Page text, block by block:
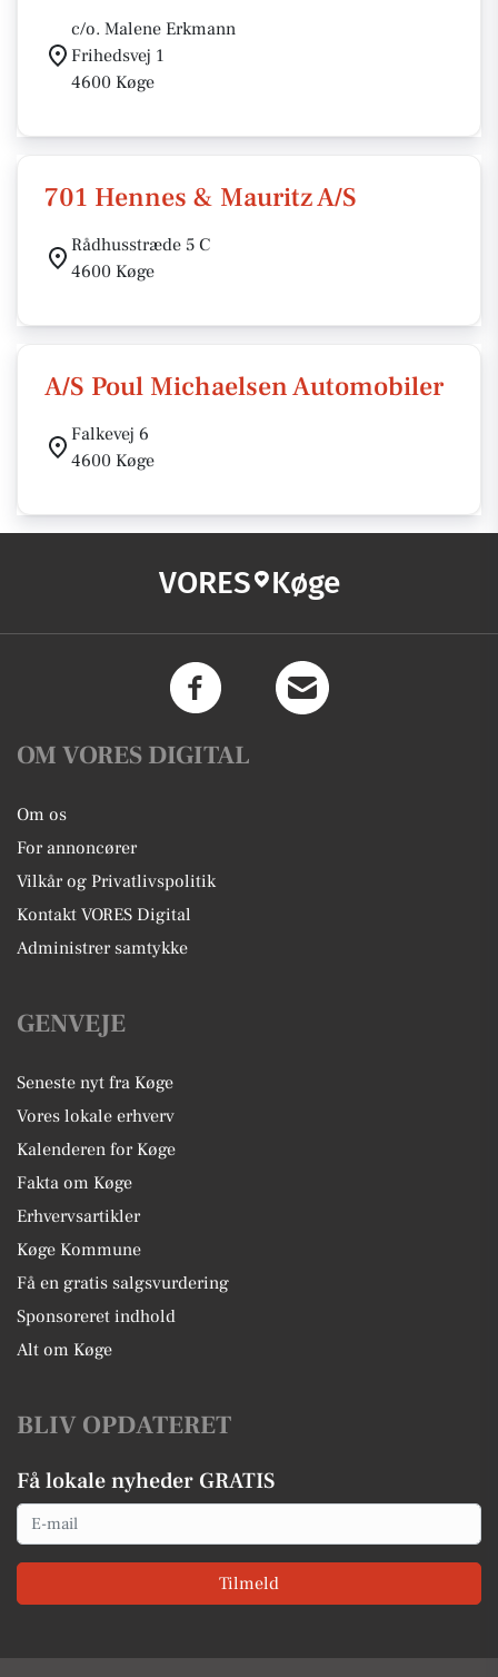
c/o. Malene Erkmann
Frihedsvej 1
4600 Køge
701 Hennes & Mauritz A/S
Rådhusstræde 5 C
4600 Køge
A/S Poul Michaelsen Automobiler
Falkevej 6
4600 Køge
VORES Køge
OM VORES DIGITAL
Om os
For annoncører
Vilkår og Privatlivspolitik
Kontakt VORES Digital
Administrer samtykke
GENVEJE
Seneste nyt fra Køge
Vores lokale erhverv
Kalenderen for Køge
Fakta om Køge
Erhvervsartikler
Køge Kommune
Få en gratis salgsvurdering
Sponsoreret indhold
Alt om Køge
BLIV OPDATERET
Få lokale nyheder GRATIS
Email
Tilmeld